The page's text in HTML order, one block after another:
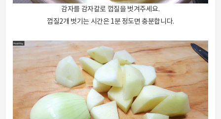
감자를 감자칼로 껍질을 벗겨주세요.
껍질2개 벗기는 시간은 1분 정도면 충분합니다.